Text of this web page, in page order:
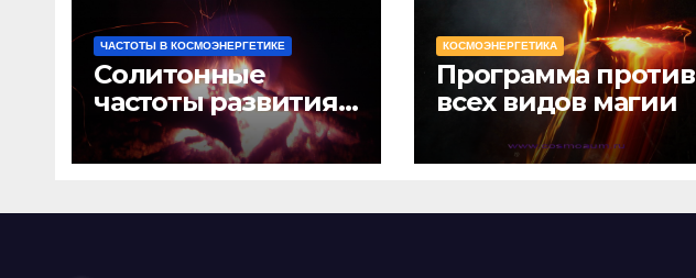
ЧАСТОТЫ В КОСМОЭНЕРГЕТИКЕ
Солитонные
частоты развития
гармонии души и
сознания,
КОСМОЭНЕРГЕТИКА
Программа против
всех видов магии